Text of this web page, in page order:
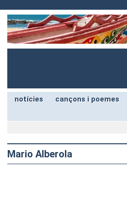
notícies cançons i poemes
Mario Alberola